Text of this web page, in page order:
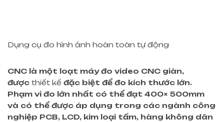
Dụng cụ đo hình ảnh hoàn toàn tự động
CNC là một loạt máy đo video CNC giàn,
được thiết kế đặc biệt để đo kích thước lớn.
Phạm vi đo lớn nhất có thể đạt 400× 500mm
và có thể được áp dụng trong các ngành công
nghiệp PCB, LCD, kim loại tấm, hàng không dân